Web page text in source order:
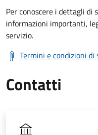
Per conoscere i dettagli di
informazioni importanti,
servizio.
Termini e condizioni di
Contatti